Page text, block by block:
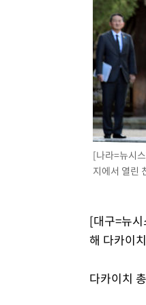
[나라=뉴시
지에서 열린
[대구=뉴
해 다카이
다카이치